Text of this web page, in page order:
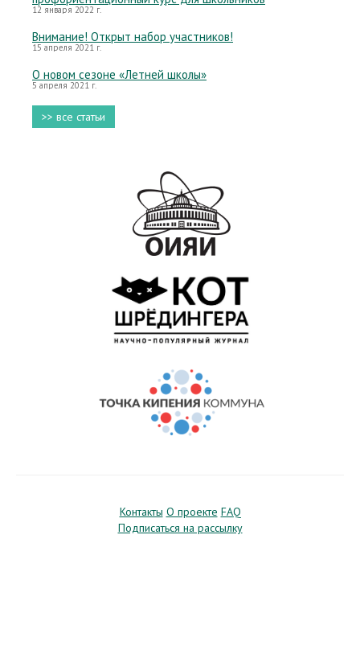
12 января 2022 г.
Внимание! Открыт набор участников!
15 апреля 2021 г.
О новом сезоне «Летней школы»
5 апреля 2021 г.
>> все статьи
Контакты О проекте FAQ
Подписаться на рассылку